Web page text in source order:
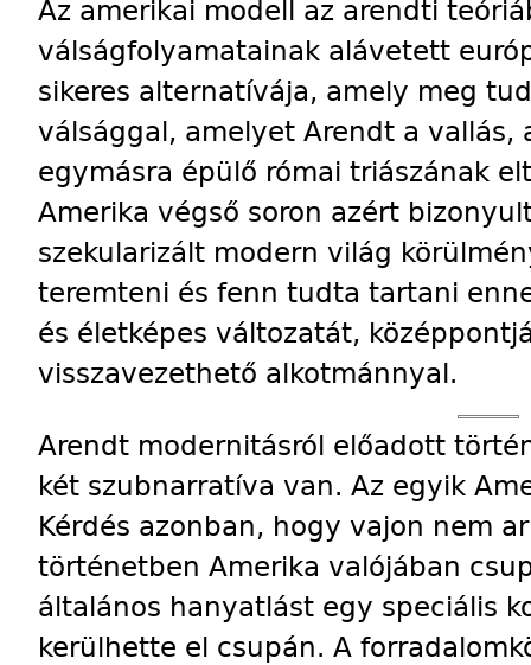
Az amerikai modell az arendti
válságfolyamatainak alávetett
sikeres alternatívája, amely meg
válsággal, amelyet Arendt a
egymásra épülő római triászának
Amerika végső soron azért
szekularizált modern világ
teremteni és fenn tudta tartani
és életképes változatát,
visszavezethető alkotmánnyal.
Arendt modernitásról előadott
két szubnarratíva van. Az egyik
Kérdés azonban, hogy vajon nem
történetben Amerika valójában
általános hanyatlást egy speciális
kerülhette el csupán. A